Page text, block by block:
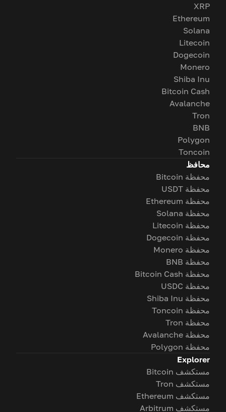
XRP
Ethereum
Solana
Litecoin
Dogecoin
Monero
Shiba Inu
Bitcoin Cash
Avalanche
Tron
BNB
Polygon
Toncoin
محافظ
محفظة Bitcoin
محفظة USDT
محفظة Ethereum
محفظة Solana
محفظة Litecoin
محفظة Dogecoin
محفظة Monero
محفظة BNB
محفظة Bitcoin Cash
محفظة USDC
محفظة Shiba Inu
محفظة Toncoin
محفظة Tron
محفظة Avalanche
محفظة Polygon
Explorer
مستكشف Bitcoin
مستكشف Tron
مستكشف Ethereum
مستكشف Arbitrum